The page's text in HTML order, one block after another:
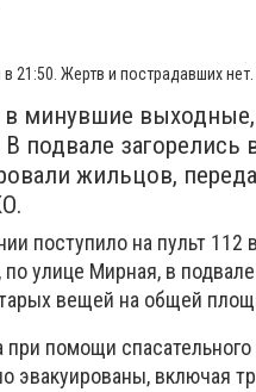
21:50. Жертв и пострадавших
минувшие
подвале
жильцов,
поступило на пульт
улице Мирная, в
вещей на общей
помощи
эвакуированы, включая